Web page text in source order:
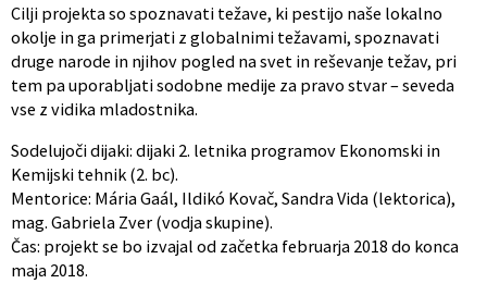
Cilji projekta so spoznavati težave, ki pestijo naše lokalno
okolje in ga primerjati z globalnimi težavami, spoznavati
druge narode in njihov pogled na svet in reševanje težav, pri
tem pa uporabljati sodobne medije za pravo stvar – seveda
vse z vidika mladostnika.
Sodelujoči dijaki: dijaki 2. letnika programov Ekonomski in
Kemijski tehnik (2. bc).
Mentorice: Mária Gaál, Ildikó Kovač, Sandra Vida (lektorica),
mag. Gabriela Zver (vodja skupine).
Čas: projekt se bo izvajal od začetka februarja 2018 do konca
maja 2018.